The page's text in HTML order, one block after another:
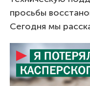
просьбы
Сегодня мы